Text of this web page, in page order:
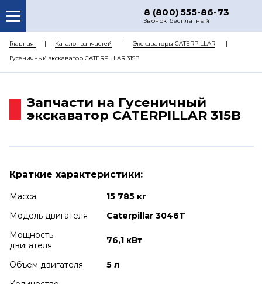
8 (800) 555-86-73
Звонок бесплатный
О НАС
КАТАЛОГ ЗАПЧАСТЕЙ
ДОСТАВКА
Главная Каталог запчастей
Экскаваторы CATERPILLAR
Гусеничный экскаватор CATERPILLAR 315B
Запчасти на Гусеничный
экскаватор CATERPILLAR 315B
Краткие характеристики:
Масса
15 785 кг
Модель двигателя
Caterpillar 3046T
Мощность
двигателя
76,1 кВт
Объем двигателя
5 л